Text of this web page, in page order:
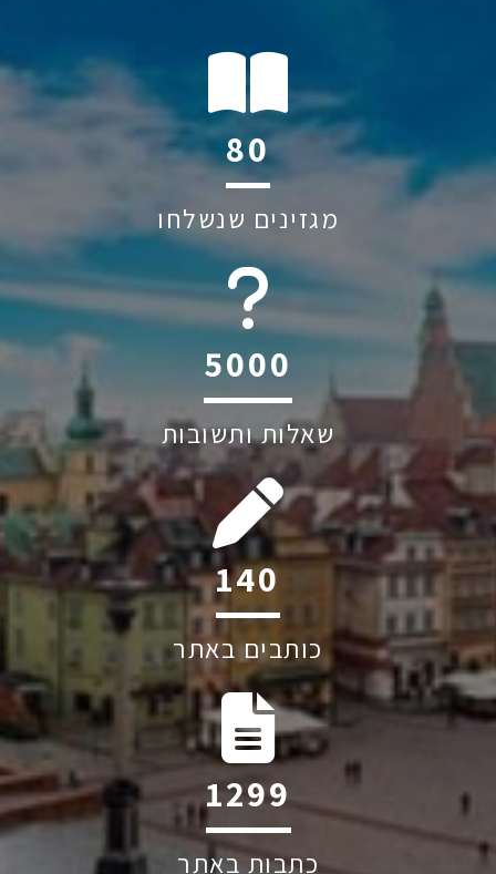
120
מגזינים שנשלחו
6044
שאלות ותשובות
211
כותבים באתר
1960
כתבות באתר